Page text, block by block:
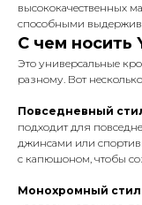
высококачественных
способными
С чем носить
Это универсальные
разному. Вот
Повседневный
подходит для
джинсами или
с капюшоном, чтобы
Монохромный